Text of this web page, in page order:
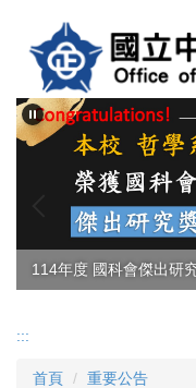
內
容
114年度 國科會傑出研
:::
首頁 重要公告